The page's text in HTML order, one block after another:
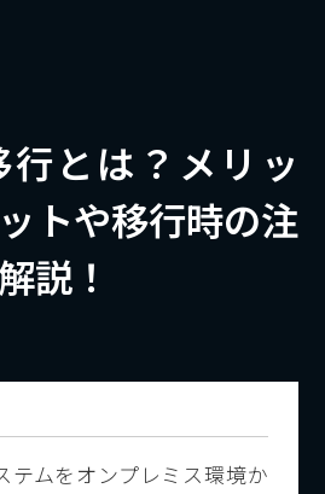
とは？メリッ
トや移行時の注
説！
テムをオンプレミス環境か